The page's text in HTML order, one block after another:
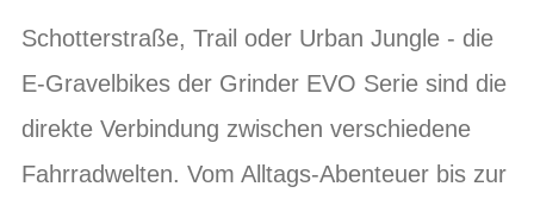
Schotterstraße, Trail oder Urban Jungle - die
E-Gravelbikes der Grinder EVO Serie sind die
direkte Verbindung zwischen verschiedene
Fahrradwelten. Vom Alltags-Abenteuer bis zur